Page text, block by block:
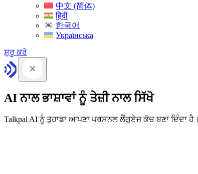
中文 (简体)
हिंदी
한국어
Українська
ਸ਼ੁਰੂ ਕਰੋ
AI ਨਾਲ ਭਾਸ਼ਾਵਾਂ ਨੂੰ ਤੇਜ਼ੀ ਨਾਲ ਸਿੱਖੋ
Talkpal AI ਨੂੰ ਤੁਹਾਡਾ ਆਪਣਾ ਪਰਸਨਲ ਲੈਂਗੁਏਜ ਕੋਚ ਬਣਾ ਦਿੰਦਾ ਹੈ।